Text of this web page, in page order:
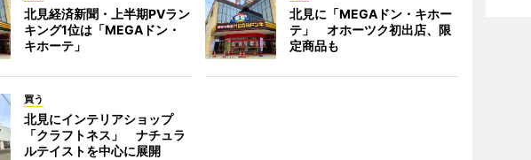
北見経済新聞・上半期PVラン
キング1位は「MEGAドン・
キホーテ」
北見に「MEGAドン・キホー
テ」 オホーツク初出店、限
定商品も
買う
北見にインテリアショップ
「クラフトネス」 ナチュラ
ルテイストを中心に展開